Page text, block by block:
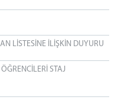
LİSTESİNE İLİŞKİN DUYURU
STAJ